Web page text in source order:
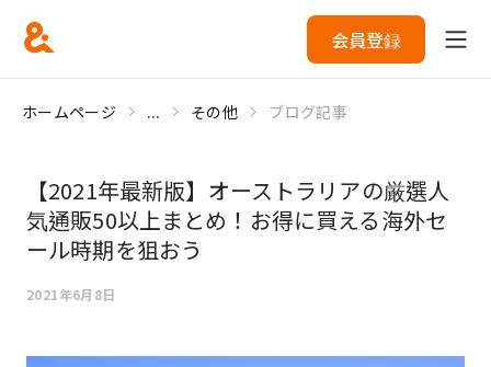
会員登録
ホームページ ... その他 ブログ記事
【2021年最新版】オーストラリアの厳選人
気通販50以上まとめ！お得に買える海外セ
ール時期を狙おう
2021年6月8日